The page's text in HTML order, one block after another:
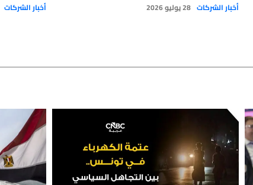
أخبار الشركات 28 يوليو 2026 أخبار الشركات